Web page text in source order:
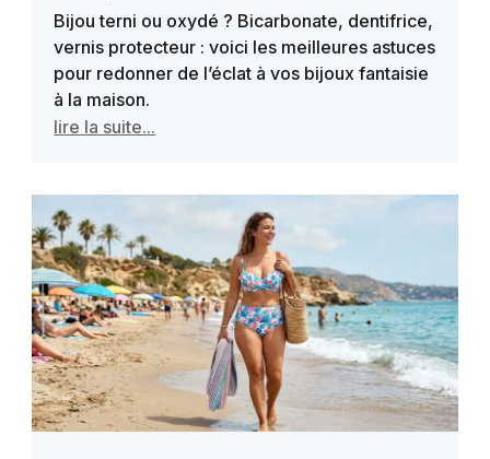
Bijou terni ou oxydé ? Bicarbonate, dentifrice,
vernis protecteur : voici les meilleures astuces
pour redonner de l’éclat à vos bijoux fantaisie
à la maison.
lire la suite...